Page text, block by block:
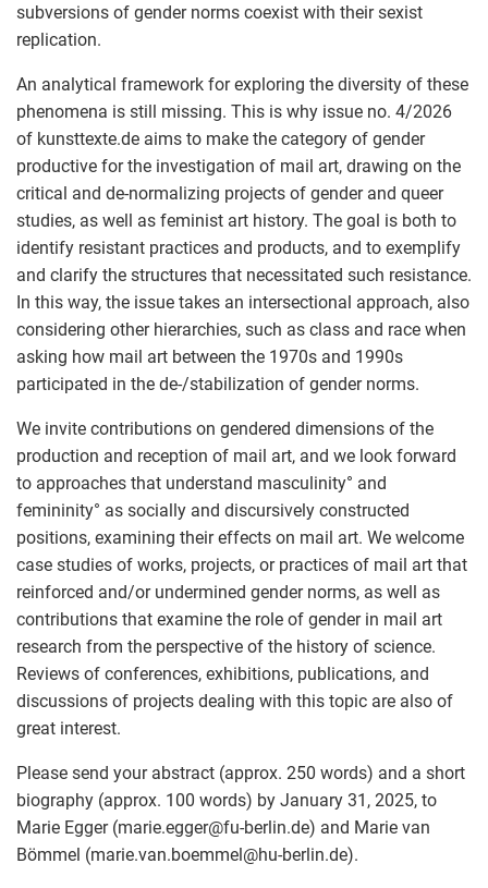
subversions of gender norms coexist with their sexist
replication.
An analytical framework for exploring the diversity of these
phenomena is still missing. This is why issue no. 4/2026
of kunsttexte.de aims to make the category of gender
productive for the investigation of mail art, drawing on the
critical and de-normalizing projects of gender and queer
studies, as well as feminist art history. The goal is both to
identify resistant practices and products, and to exemplify
and clarify the structures that necessitated such resistance.
In this way, the issue takes an intersectional approach, also
considering other hierarchies, such as class and race when
asking how mail art between the 1970s and 1990s
participated in the de-/stabilization of gender norms.
We invite contributions on gendered dimensions of the
production and reception of mail art, and we look forward
to approaches that understand masculinity° and
femininity° as socially and discursively constructed
positions, examining their effects on mail art. We welcome
case studies of works, projects, or practices of mail art that
reinforced and/or undermined gender norms, as well as
contributions that examine the role of gender in mail art
research from the perspective of the history of science.
Reviews of conferences, exhibitions, publications, and
discussions of projects dealing with this topic are also of
great interest.
Please send your abstract (approx. 250 words) and a short
biography (approx. 100 words) by January 31, 2025, to
Marie Egger (marie.egger@fu-berlin.de) and Marie van
Bömmel (marie.van.boemmel@hu-berlin.de).